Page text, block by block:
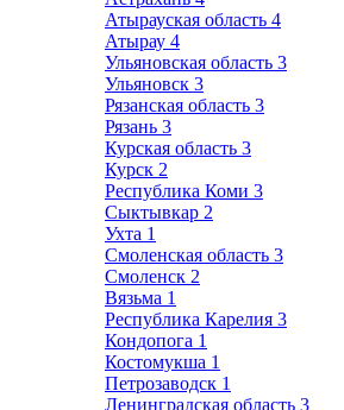
Атырауская область 4
Атырау 4
Ульяновская область 3
Ульяновск 3
Рязанская область 3
Рязань 3
Курская область 3
Курск 2
Республика Коми 3
Сыктывкар 2
Ухта 1
Смоленская область 3
Смоленск 2
Вязьма 1
Республика Карелия 3
Кондопога 1
Костомукша 1
Петрозаводск 1
Ленинградская область 3